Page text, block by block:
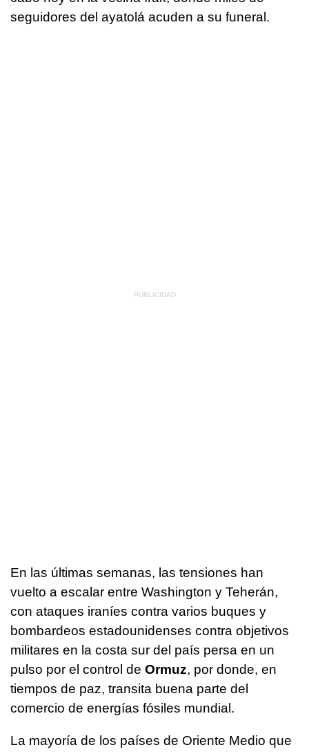
seguidores del ayatolá acuden a su funeral.
En las últimas semanas, las tensiones han
vuelto a escalar entre Washington y Teherán,
con ataques iraníes contra varios buques y
bombardeos estadounidenses contra objetivos
militares en la costa sur del país persa en un
pulso por el control de Ormuz, por donde, en
tiempos de paz, transita buena parte del
comercio de energías fósiles mundial.
La mayoría de los países de Oriente Medio que